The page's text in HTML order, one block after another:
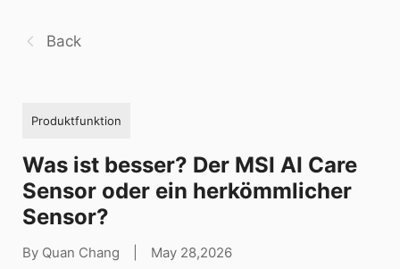
Back
Produktfunktion
Was ist besser? Der MSI AI Care
Sensor oder ein herkömmlicher
Sensor?
By Quan Chang May 28,2026